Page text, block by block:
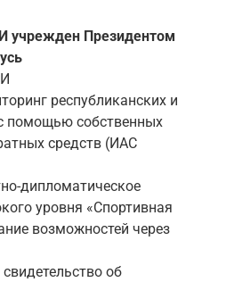
учрежден Президентом
республиканских и
помощью собственных
средств (ИАС
дипломатическое
уровня «Спортивная
возможностей через
об